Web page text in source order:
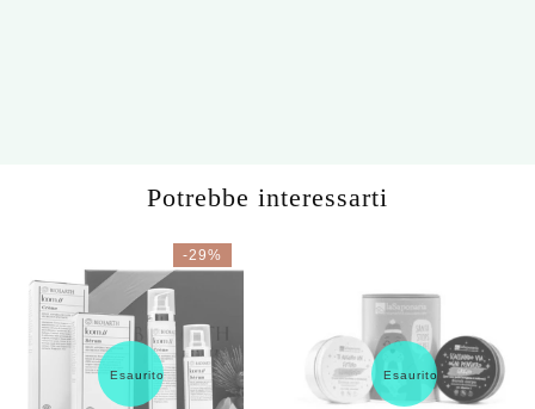
Potrebbe interessarti
-29%
Esaurito Esaurito